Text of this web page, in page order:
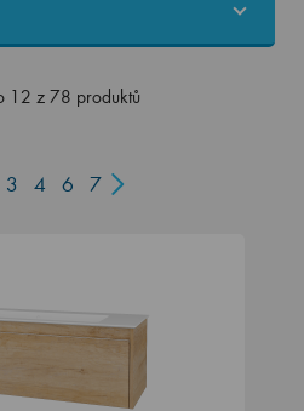
12 z 78 produktů
3 4 6 7